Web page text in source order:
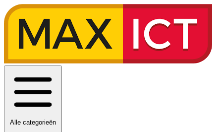
Alle categorieën